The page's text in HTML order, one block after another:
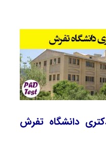
دانشگاه تفرش